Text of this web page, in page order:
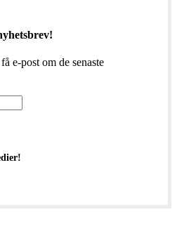
e-post om de senaste